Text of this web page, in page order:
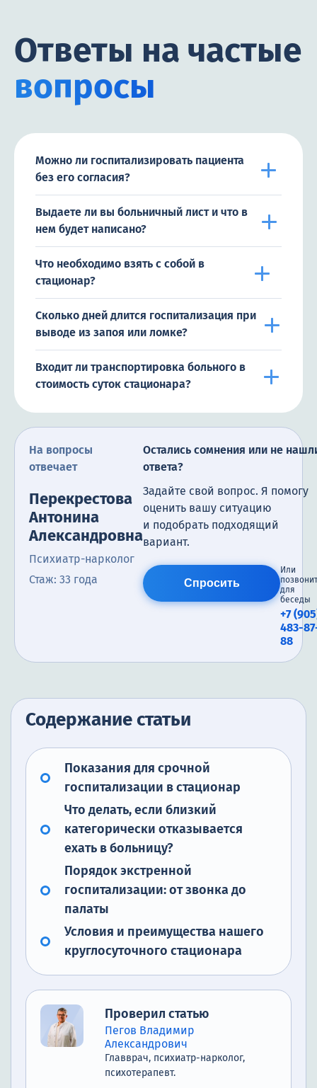
Ответы на частые
вопросы
Можно ли госпитализировать пациента
без его согласия?
Выдаете ли вы больничный лист и что в
нем будет написано?
Что необходимо взять с собой в
стационар?
Сколько дней длится госпитализация при
выводе из запоя или ломке?
Входит ли транспортировка больного в
стоимость суток стационара?
На вопросы
отвечает
Перекрестова
Антонина
Александровна
Психиатр-нарколог
Стаж: 33 года
Остались сомнения или не
ответа?
Задайте свой вопрос. Я помогу
оценить вашу ситуацию
и подобрать подходящий
вариант.
Спросить
Или
для
беседы
+7
483-
88
Содержание статьи
Показания для срочной
госпитализации в стационар
Что делать, если близкий
категорически отказывается
ехать в больницу?
Порядок экстренной
госпитализации: от звонка до
палаты
Условия и преимущества нашего
круглосуточного стационара
Проверил статью
Пегов Владимир
Александрович
Главврач, психиатр-нарколог,
психотерапевт.